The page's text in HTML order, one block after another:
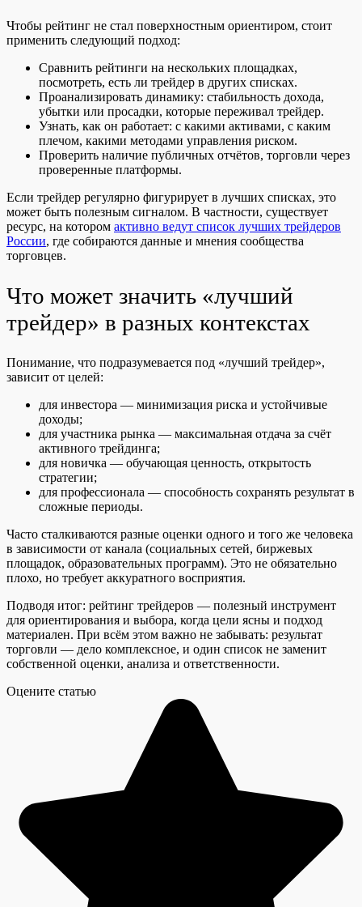
Чтобы рейтинг не стал поверхностным ориентиром, стоит
применить следующий подход:
Сравнить рейтинги на нескольких площадках,
посмотреть, есть ли трейдер в других списках.
Проанализировать динамику: стабильность дохода,
убытки или просадки, которые переживал трейдер.
Узнать, как он работает: с какими активами, с каким
плечом, какими методами управления риском.
Проверить наличие публичных отчётов, торговли через
проверенные платформы.
Если трейдер регулярно фигурирует в лучших списках, это
может быть полезным сигналом. В частности, существует
ресурс, на котором активно ведут список лучших трейдеров
России, где собираются данные и мнения сообщества
торговцев.
Что может значить «лучший
трейдер» в разных контекстах
Понимание, что подразумевается под «лучший трейдер»,
зависит от целей:
для инвестора — минимизация риска и устойчивые
доходы;
для участника рынка — максимальная отдача за счёт
активного трейдинга;
для новичка — обучающая ценность, открытость
стратегии;
для профессионала — способность сохранять результат в
сложные периоды.
Часто сталкиваются разные оценки одного и того же человека
в зависимости от канала (социальных сетей, биржевых
площадок, образовательных программ). Это не обязательно
плохо, но требует аккуратного восприятия.
Подводя итог: рейтинг трейдеров — полезный инструмент
для ориентирования и выбора, когда цели ясны и подход
материален. При всём этом важно не забывать: результат
торговли — дело комплексное, и один список не заменит
собственной оценки, анализа и ответственности.
Оцените статью